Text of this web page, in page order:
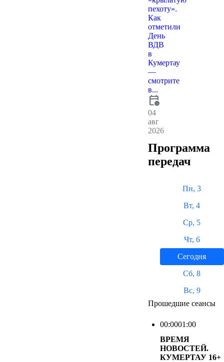
пехоту».
Как
отметили
День
ВДВ
в
Кумертау
—
смотрите
в...
calendar_clock
04
авг
2026
Программа
передач
Пн, 3
Вт, 4
Ср, 5
Чт, 6
Сегодня
Сб, 8
Вс, 9
Прошедшие сеансы
00:0001:00
ВРЕМЯ
НОВОСТЕЙ.
КУМЕРТАУ 16+